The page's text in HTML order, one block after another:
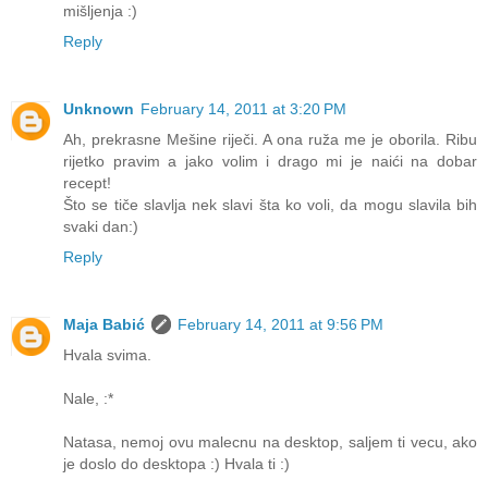
mišljenja :)
Reply
Unknown February 14, 2011 at 3:20 PM
Ah, prekrasne Mešine riječi. A ona ruža me je oborila. Ribu
rijetko pravim a jako volim i drago mi je naići na dobar
recept!
Što se tiče slavlja nek slavi šta ko voli, da mogu slavila bih
svaki dan:)
Reply
Maja Babić
February 14, 2011 at 9:56 PM
Hvala svima.
Nale, :*
Natasa, nemoj ovu malecnu na desktop, saljem ti vecu, ako
je doslo do desktopa :) Hvala ti :)